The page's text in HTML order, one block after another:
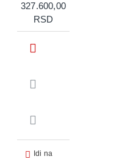
327.600,00
RSD
Idi na